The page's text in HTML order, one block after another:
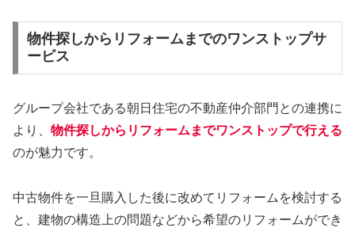
物件探しからリフォームまでのワンストップサ
ービス
グループ会社である朝日住宅の不動産仲介部門との連携に
より、 物件探しからリフォームまでワンストップで行える
のが魅力です。
中古物件を一旦購入した後に改めてリフォームを検討する
と、建物の構造上の問題などから希望のリフォームができ